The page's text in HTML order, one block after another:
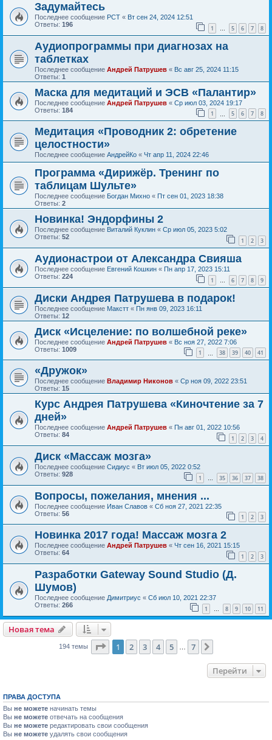
Задумайтесь
Последнее сообщение РСТ « Вт сен 24, 2024 12:51
Ответы: 196 1 … 5 6 7 8
Аудиопрограммы при диагнозах на
таблетках
Последнее сообщение Андрей Патрушев « Вс авг 25, 2024 11:15
Ответы: 1
Маска для медитаций и ЭСВ «Палантир»
Последнее сообщение Андрей Патрушев « Ср июл 03, 2024 19:17
Ответы: 184 1 5 6 7 8
Медитация «Проводник 2: обретение
целостности»
Последнее сообщение АндрейКо « Чт апр 11, 2024 22:46
Программа «Дирижёр. Тренинг по
таблицам Шульте»
Последнее сообщение Богдан Михно « Пт сен 01, 2023 18:38
Ответы: 2
Новинка! Эндорфины 2
Последнее сообщение Виталий Куклин « Ср июл 05, 2023 5:02
Ответы: 52 1 2 3
Аудионастрои от Александра Свияша
Последнее сообщение Евгений Кошкин « Пн апр 17, 2023 15:11
Ответы: 224 1 … 6 7 8 9
Диски Андрея Патрушева в подарок!
Последнее сообщение Макстт « Пн янв 09, 2023 16:11
Ответы: 12
Диск «Исцеление: по волшебной реке»
Последнее сообщение Андрей Патрушев « Вс ноя 27, 2022 7:06
Ответы: 1009 1 38 39 40 41
«Дружок»
Последнее сообщение Владимир Никонов « Ср ноя 09, 2022 23:51
Ответы: 15
Курс Андрея Патрушева «Киночтение за 7
дней»
Последнее сообщение Андрей Патрушев « Пн авг 01, 2022 10:56
Ответы: 84 1 2 3 4
Диск «Массаж мозга»
Последнее сообщение Сидиус « Вт июл 05, 2022 0:52
Ответы: 928 1 … 35 36 37 38
Вопросы, пожелания, мнения ...
Последнее сообщение Иван Славов « Сб ноя 27, 2021 22:35
Ответы: 56 1 2 3
Новинка 2017 года! Массаж мозга 2
Последнее сообщение Андрей Патрушев « Чт сен 16, 2021 15:15
Ответы: 64 1 2 3
Разработки Gateway Sound Studio (Д.
Шумов)
Последнее сообщение Димитриус « Сб июл 10, 2021 22:37
Ответы: 266 1 8 9 10 11
Новая тема
194 темы Страница из
1 2 3 4 5 7
Перейти
ПРАВА ДОСТУПА
Вы не можете начинать темы
Вы не можете отвечать на сообщения
Вы не можете редактировать свои сообщения
Вы не можете удалять свои сообщения